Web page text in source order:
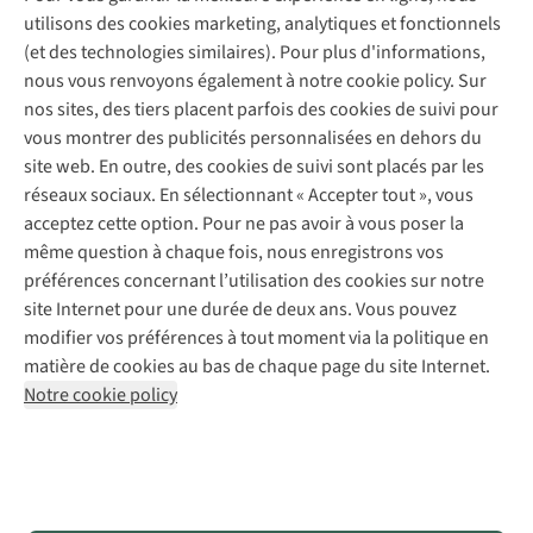
utilisons des cookies marketing, analytiques et fonctionnels
(et des technologies similaires). Pour plus d'informations,
nous vous renvoyons également à notre cookie policy. Sur
nos sites, des tiers placent parfois des cookies de suivi pour
vous montrer des publicités personnalisées en dehors du
site web. En outre, des cookies de suivi sont placés par les
réseaux sociaux. En sélectionnant « Accepter tout », vous
acceptez cette option. Pour ne pas avoir à vous poser la
même question à chaque fois, nous enregistrons vos
préférences concernant l’utilisation des cookies sur notre
site Internet pour une durée de deux ans. Vous pouvez
modifier vos préférences à tout moment via la politique en
matière de cookies au bas de chaque page du site Internet.
Notre cookie policy
Contactez-nous
Déclaration d'accessibilité
Entretien de chaussures
Réparation de chaussures
Réparation de vêtements
Retouches
Pour les entreprises
Explore Camp
Gear Check
Expertise & conseils
Abonnez-vous à la newsletter
Suivez-nous
Mentions légales
Politique de confidentialité
Conditions générales
Cookie Policy
AS Adventure Luxemburg SA,